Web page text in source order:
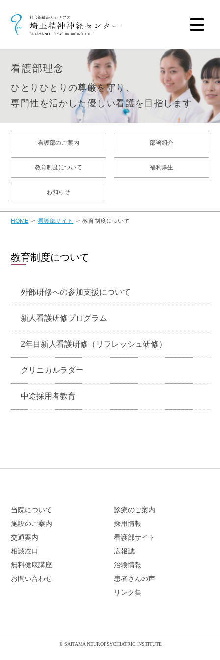
看護部理念
ひとりひとりの尊厳を守り、
専門性を活かした優しい看護を目指します
看護部のご案内 部署紹介
教育制度について 福利厚生
お知らせ
HOME 看護部サイト 教育制度について
教育制度について
外部研修への参加支援について
新人看護研修プログラム
2年目新人看護研修（リフレッシュ研修）
クリニカルラダー
中途採用者教育
当院について
診療のご案内
施設のご案内
交通案内
相談窓口
無料健康講座
お問い合わせ
採用情報
看護部サイト
広報誌
治験情報
患者さんの声
リンク集
© SAITAMA NEUROPSYCHIATRIC INSTITUTE